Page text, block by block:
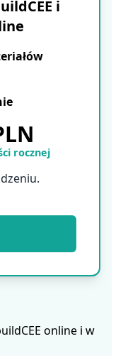
i
rocznej
online i w